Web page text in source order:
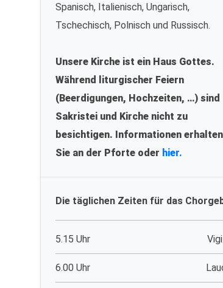
Spanisch, Italienisch, Ungarisch,
Tschechisch, Polnisch und Russisch.
Unsere Kirche ist ein Haus Gottes.
Während liturgischer Feiern
(Beerdigungen, Hochzeiten, …) sind
Sakristei und Kirche nicht zu
besichtigen. Informationen erhalten
Sie an der Pforte oder hier.
Die täglichen Zeiten für das
5.15 Uhr
6.00 Uhr